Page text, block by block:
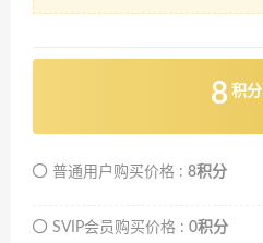
8 积分
普通用户购买价格 : 8积分
SVIP会员购买价格 : 0积分